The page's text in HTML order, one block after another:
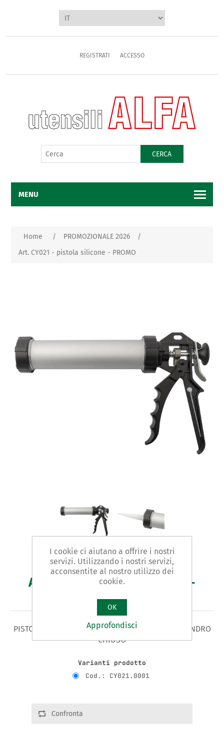
REGISTRATI ACCESSO
CERCA
MENU
Home / PROMOZIONALE 2026
/
Art. CY021 - pistola silicone - PROMO
Art. CY021 - pistola silicone -
PROMO
PISTOLA SILICONE Tipo PROFESSIONALE CON CILINDRO
CHIUSO
Varianti prodotto
Cod.: CY021.0001
Confronta
I cookie ci aiutano a offrire i nostri
servizi. Utilizzando i nostri servizi,
acconsentite al nostro utilizzo dei
cookie.
OK
Approfondisci